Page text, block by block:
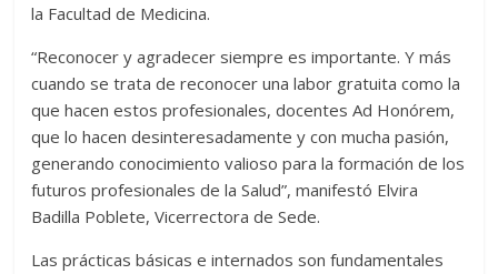
la Facultad de Medicina.
“Reconocer y agradecer siempre es importante. Y más
cuando se trata de reconocer una labor gratuita como la
que hacen estos profesionales, docentes Ad Honórem,
que lo hacen desinteresadamente y con mucha pasión,
generando conocimiento valioso para la formación de los
futuros profesionales de la Salud”, manifestó Elvira
Badilla Poblete, Vicerrectora de Sede.
Las prácticas básicas e internados son fundamentales